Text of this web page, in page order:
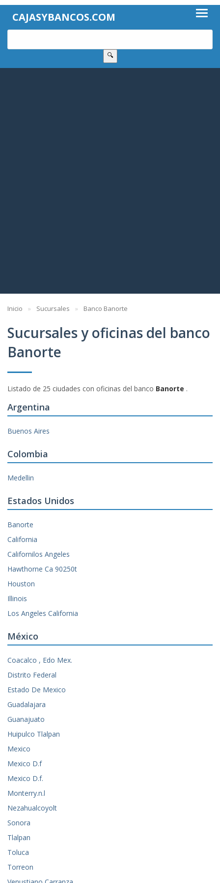
CAJASYBANCOS.COM
🔍
Inicio Sucursales Banco Banorte
Sucursales y oficinas del banco
Banorte
Listado de 25 ciudades con oficinas del banco Banorte .
Argentina
Buenos Aires
Colombia
Medellin
Estados Unidos
Banorte
California
Californilos Angeles
Hawthorne Ca 90250t
Houston
Illinois
Los Angeles California
México
Coacalco , Edo Mex.
Distrito Federal
Estado De Mexico
Guadalajara
Guanajuato
Huipulco Tlalpan
Mexico
Mexico D.f
Mexico D.f.
Monterry.n.l
Nezahualcoyolt
Sonora
Tlalpan
Toluca
Torreon